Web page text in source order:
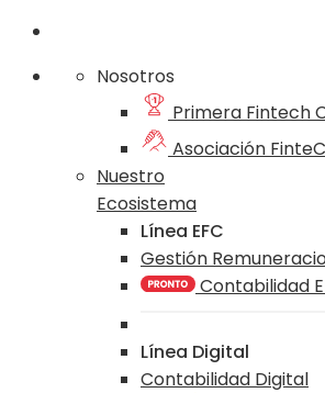
Nosotros
Primera Fintech
Asociación
Nuestro
Ecosistema
Línea EFC
Gestión
Contabilidad
Línea Digital
Contabilidad Digital